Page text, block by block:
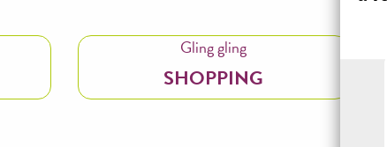
Gling gling
SHOPPING